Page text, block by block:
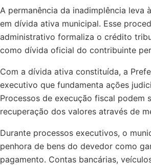
A permanência da inadimplência leva
em dívida ativa municipal. Esse
administrativo formaliza o crédito
como dívida oficial do contribuinte
Com a dívida ativa constituída, a
executivo que fundamenta ações
Processos de execução fiscal podem
recuperação dos valores através de
Durante processos executivos, o
penhora de bens do devedor como
pagamento. Contas bancárias,